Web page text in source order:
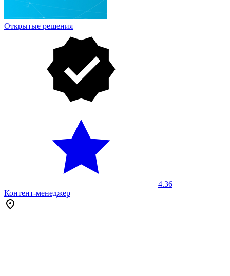
Открытые решения
4.36
Контент-менеджер